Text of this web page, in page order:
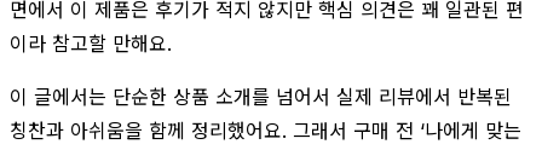
면에서 이 제품은 후기가 적지 않지만 핵심 의견은 꽤 일관된 편
이라 참고할 만해요.
이 글에서는 단순한 상품 소개를 넘어서 실제 리뷰에서 반복된
칭찬과 아쉬움을 함께 정리했어요. 그래서 구매 전 ‘나에게 맞는